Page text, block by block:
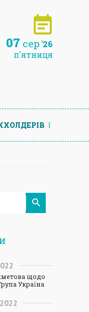
07 сер '26
п'ятниця
щодо
Україна
2022